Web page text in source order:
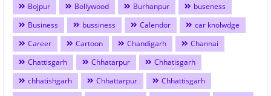
Bojpur
Bollywood Burhanpur
buseness
Business
bussiness Calendor
car knolwdge
Career
Cartoon Chandigarh
Channai
Chattisgarh
Chhatarpur
Chhatisgarh
chhatishgarh
Chhattarpur
Chhattisgarh